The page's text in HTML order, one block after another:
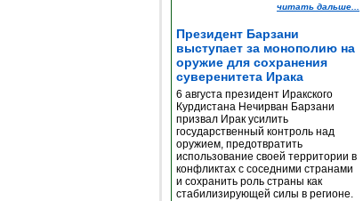
читать дальше...
Президент Барзани
выступает за монополию на
оружие для сохранения
суверенитета Ирака
6 августа президент Иракского
Курдистана Нечирван Барзани
призвал Ирак усилить
государственный контроль над
оружием, предотвратить
использование своей территории в
конфликтах с соседними странами
и сохранить роль страны как
стабилизирующей силы в регионе.